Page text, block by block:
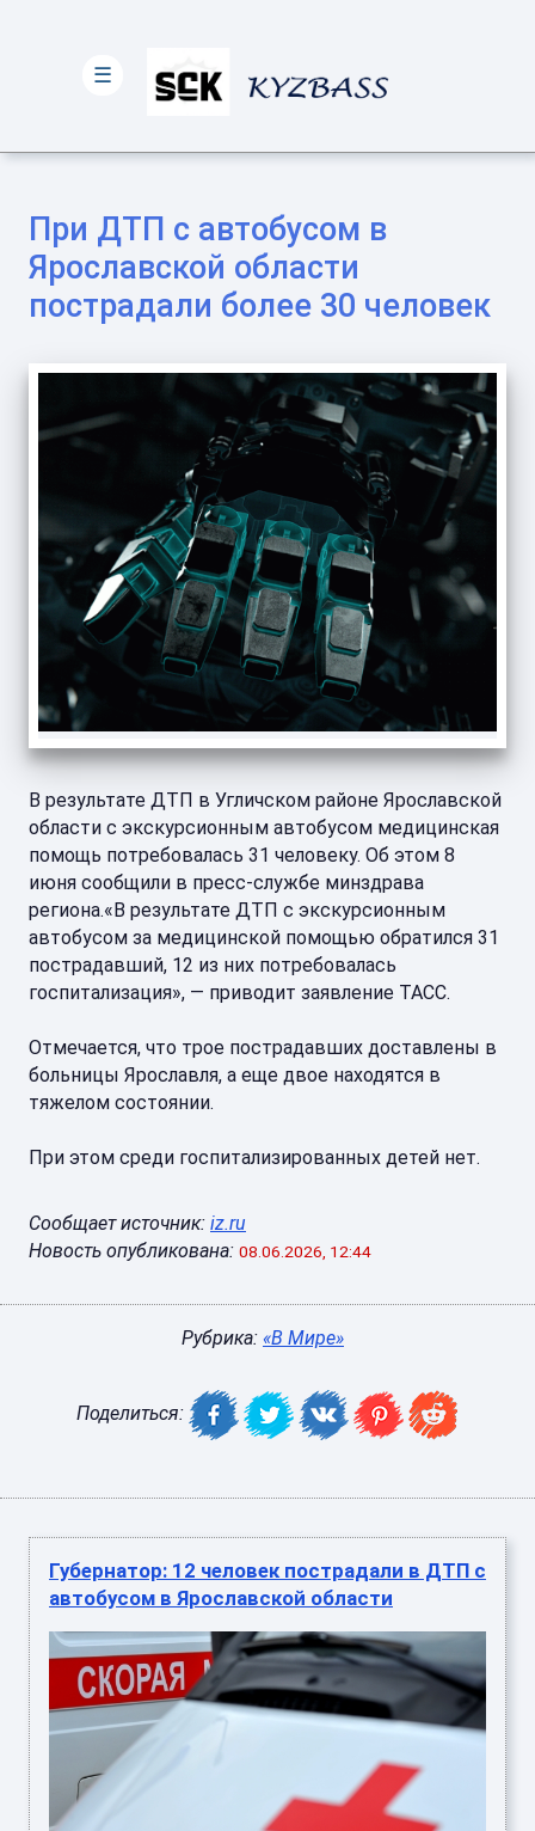
При ДТП с автобусом в
Ярославской области
пострадали более 30 человек
В результате ДТП в Угличском районе Ярославской
области с экскурсионным автобусом медицинская
помощь потребовалась 31 человеку. Об этом 8
июня сообщили в пресс-службе минздрава
региона.«В результате ДТП с экскурсионным
автобусом за медицинской помощью обратился 31
пострадавший, 12 из них потребовалась
госпитализация», — приводит заявление ТАСС.
Отмечается, что трое пострадавших доставлены в
больницы Ярославля, а еще двое находятся в
тяжелом состоянии.
При этом среди госпитализированных детей нет.
Сообщает источник: iz.ru
Новость опубликована: 08.06.2026, 12:44
Рубрика: «В Мире»
Поделиться:
Губернатор: 12 человек пострадали в ДТП с
автобусом в Ярославской области
☰